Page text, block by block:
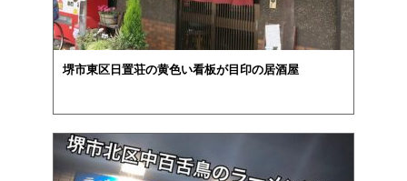
堺市東区日置荘の黄色い看板が目印の居酒屋